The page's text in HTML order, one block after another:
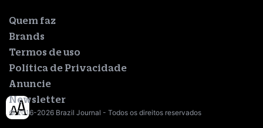
Quem faz
Brands
Termos de uso
Política de Privacidade
Anuncie
Newsletter
© 2016-2026 Brazil Journal - Todos os direitos reservados